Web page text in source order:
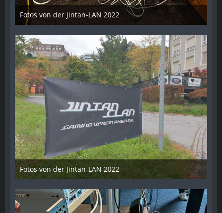
Fotos von der Jintan-LAN 2022
17. Oktober 2022
Fotos von der Jintan-LAN 2022
17. Oktober 2022